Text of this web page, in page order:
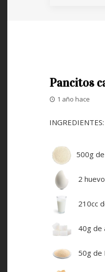
Pancitos
1 año hace
INGREDIENTES:
500g
2
210cc
40g de
50g de